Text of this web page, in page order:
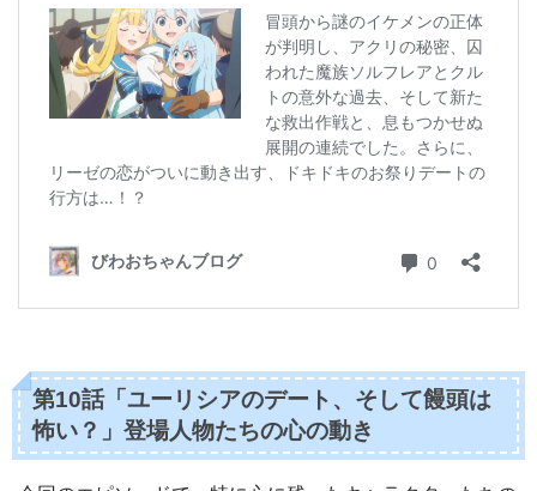
第10話「ユーリシアのデート、そして饅頭は
怖い？」登場人物たちの心の動き